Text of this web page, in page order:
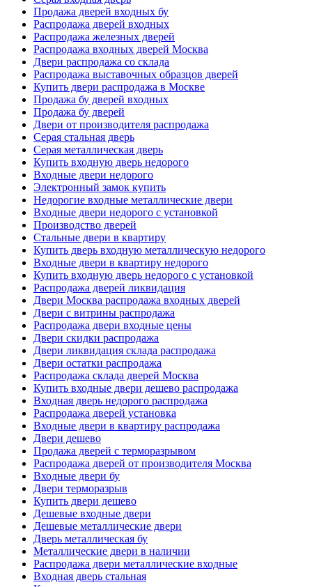
Продажа дверей входных бу
Распродажа дверей входных
Распродажа железных дверей
Распродажа входных дверей Москва
Двери распродажа со склада
Распродажа выставочных образцов дверей
Купить двери распродажа в Москве
Продажа бу дверей входных
Продажа бу дверей
Двери от производителя распродажа
Серая стальная дверь
Серая металлическая дверь
Купить входную дверь недорого
Входные двери недорого
Электронный замок купить
Недорогие входные металлические двери
Входные двери недорого с установкой
Производство дверей
Стальные двери в квартиру
Купить дверь входную металлическую недорого
Входные двери в квартиру недорого
Купить входную дверь недорого с установкой
Распродажа дверей ликвидация
Двери Москва распродажа входных дверей
Двери с витрины распродажа
Распродажа двери входные цены
Двери скидки распродажа
Двери ликвидация склада распродажа
Двери остатки распродажа
Распродажа склада дверей Москва
Купить входные двери дешево распродажа
Входная дверь недорого распродажа
Распродажа дверей установка
Входные двери в квартиру распродажа
Двери дешево
Продажа дверей с терморазрывом
Распродажа дверей от производителя Москва
Входные двери бу
Двери терморазрыв
Купить двери дешево
Дешевые входные двери
Дешевые металлические двери
Дверь металлическая бу
Металлические двери в наличии
Распродажа двери металлические входные
Входная дверь стальная